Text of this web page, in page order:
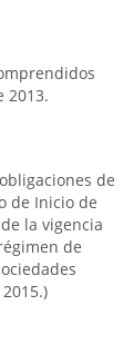
2013.
de
de Inicio de
la vigencia
de